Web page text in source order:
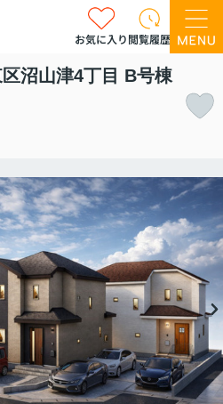
お気に入り閲覧履歴
沼山津4丁目 B号棟